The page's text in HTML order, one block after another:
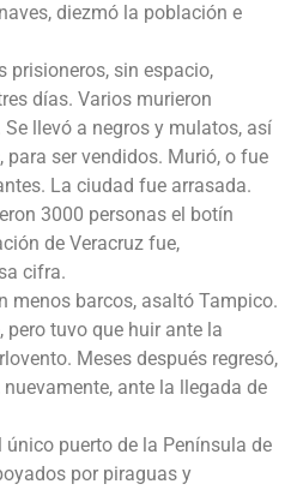
diezmó la población e
prisioneros, sin espacio,
días. Varios murieron
llevó a negros y mulatos, así
ser vendidos. Murió, o fue
La ciudad fue arrasada.
3000 personas el botín
de Veracruz fue,
cifra.
menos barcos, asaltó Tampico.
pero tuvo que huir ante la
Meses después regresó,
ante la llegada de
único puerto de la Península de
por piraguas y